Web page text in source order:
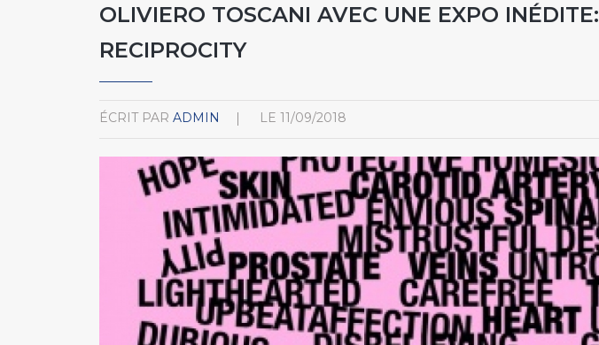
OLIVIERO TOSCANI AVEC UNE EXPO INÉDITE:
RECIPROCITY
ÉCRIT PAR ADMIN LE 11/09/2018